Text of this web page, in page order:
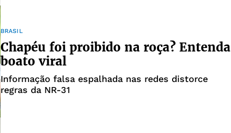
BRASIL
Chapéu foi proibido na roça? Entenda
boato viral
Informação falsa espalhada nas redes distorce
regras da NR-31